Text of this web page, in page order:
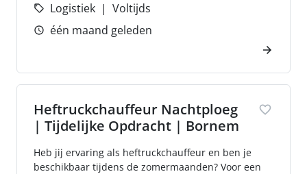
Logistiek
Voltijds
één maand geleden
Heftruckchauffeur Nachtploeg
| Tijdelijke Opdracht | Bornem
Heb jij ervaring als heftruckchauffeur en ben je
beschikbaar tijdens de zomermaanden? Voor een